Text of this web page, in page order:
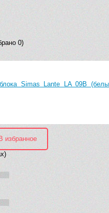
0)
Simas Lante LA 09B
В избранное